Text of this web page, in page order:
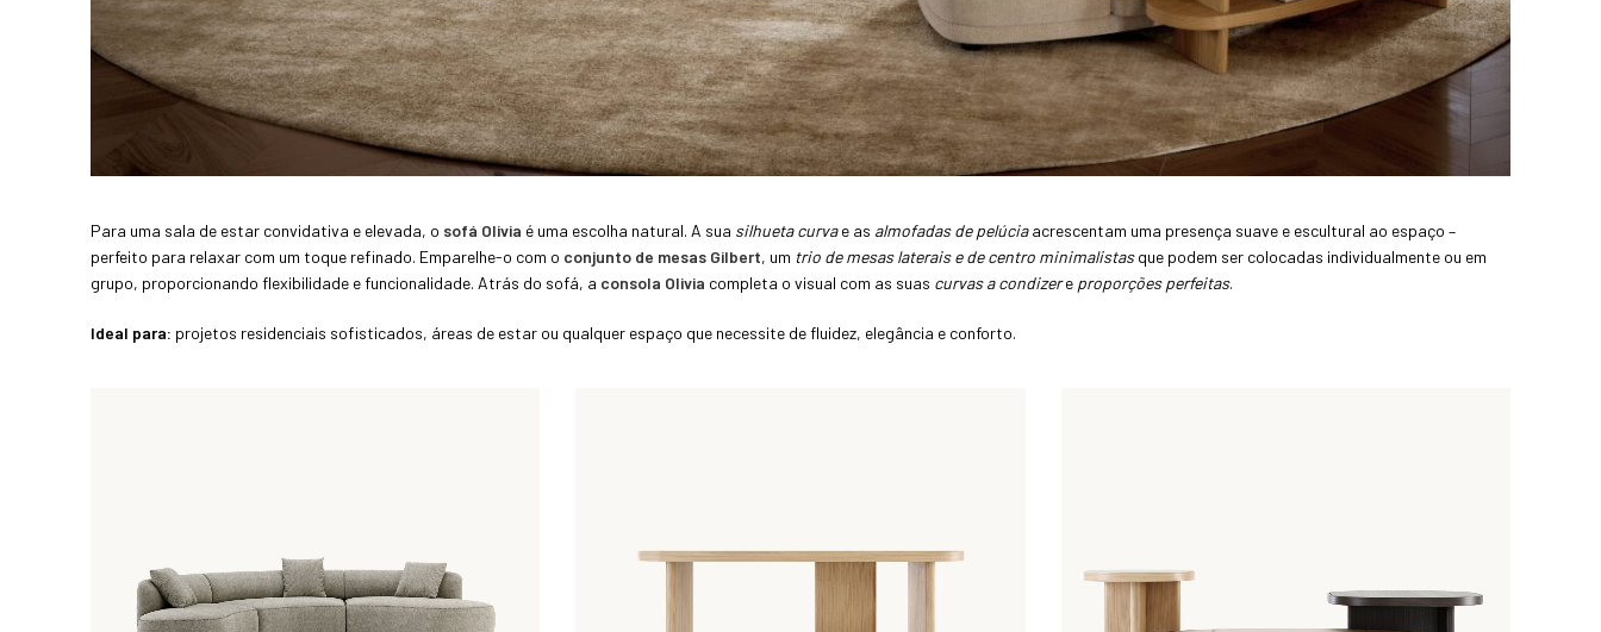
Para uma sala de estar convidativa e elevada, o sofá Olivia é uma escolha natural. A sua silhueta curvae as almofadas de pelúciaacrescentam uma presença suave e escultural ao espaço –
perfeito para relaxar com um toque refinado. Emparelhe-o com o conjunto de mesas Gilbert, um trio de mesas laterais e de centro minimalistasque podem ser colocadas individualmente ou em
grupo, proporcionando flexibilidade e funcionalidade. Atrás do sofá, a consola Olivia completa o visual com as suas curvas a condizere proporções perfeitas.
Ideal para: projetos residenciais sofisticados, áreas de estar ou qualquer espaço que necessite de fluidez, elegância e conforto.